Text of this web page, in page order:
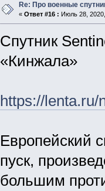
Re: Про военные
« Ответ #16 : Июль 28,
Спутник
«Кинжала»
https://lenta.ru/
Европейский
пуск,
большим